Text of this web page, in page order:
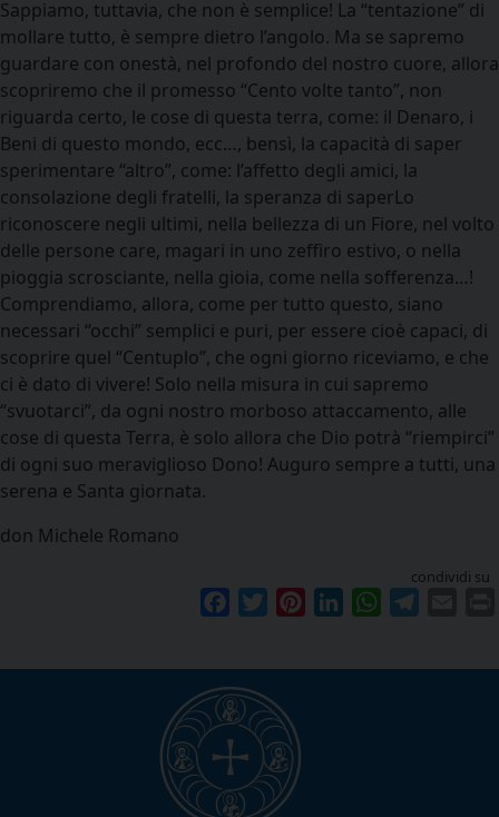
Sappiamo, tuttavia, che non è semplice! La “tentazione” di
mollare tutto, è sempre dietro l’angolo. Ma se sapremo
guardare con onestà, nel profondo del nostro cuore, allora
scopriremo che il promesso “Cento volte tanto”, non
riguarda certo, le cose di questa terra, come: il Denaro, i
Beni di questo mondo, ecc…, bensì, la capacità di saper
sperimentare “altro”, come: l’affetto degli amici, la
consolazione degli fratelli, la speranza di saperLo
riconoscere negli ultimi, nella bellezza di un Fiore, nel volto
delle persone care, magari in uno zeffiro estivo, o nella
pioggia scrosciante, nella gioia, come nella sofferenza…!
Comprendiamo, allora, come per tutto questo, siano
necessari “occhi” semplici e puri, per essere cioè capaci, di
scoprire quel “Centuplo”, che ogni giorno riceviamo, e che
ci è dato di vivere! Solo nella misura in cui sapremo
“svuotarci”, da ogni nostro morboso attaccamento, alle
cose di questa Terra, è solo allora che Dio potrà “riempirci”
di ogni suo meraviglioso Dono! Auguro sempre a tutti, una
serena e Santa giornata.
don Michele Romano
condividi su
FacebookTwitterPinterestLinkedInWhatsApp